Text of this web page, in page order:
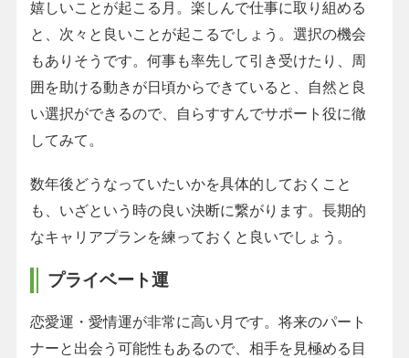
嬉しいことが起こる月。楽しんで仕事に取り組める
と、次々と良いことが起こるでしょう。選択の機会
もありそうです。何事も率先して引き受けたり、周
囲を助ける動きが日頃からできていると、自然と良
い選択ができるので、自らすすんでサポート役に徹
してみて。
数年後どうなっていたいかを具体的しておくこと
も、いざという時の良い決断に繋がります。長期的
なキャリアプランを練っておくと良いでしょう。
プライベート運
恋愛運・愛情運が非常に高い月です。将来のパート
ナーと出会う可能性もあるので、相手を見極める目